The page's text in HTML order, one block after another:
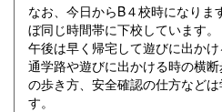
なお、今日からB４校時になりま
ぼ同じ時間帯に下校しています。
午後は早く帰宅して遊びに出かけ
通学路や遊びに出かける時の横
の歩き方、安全確認の仕方など
す。